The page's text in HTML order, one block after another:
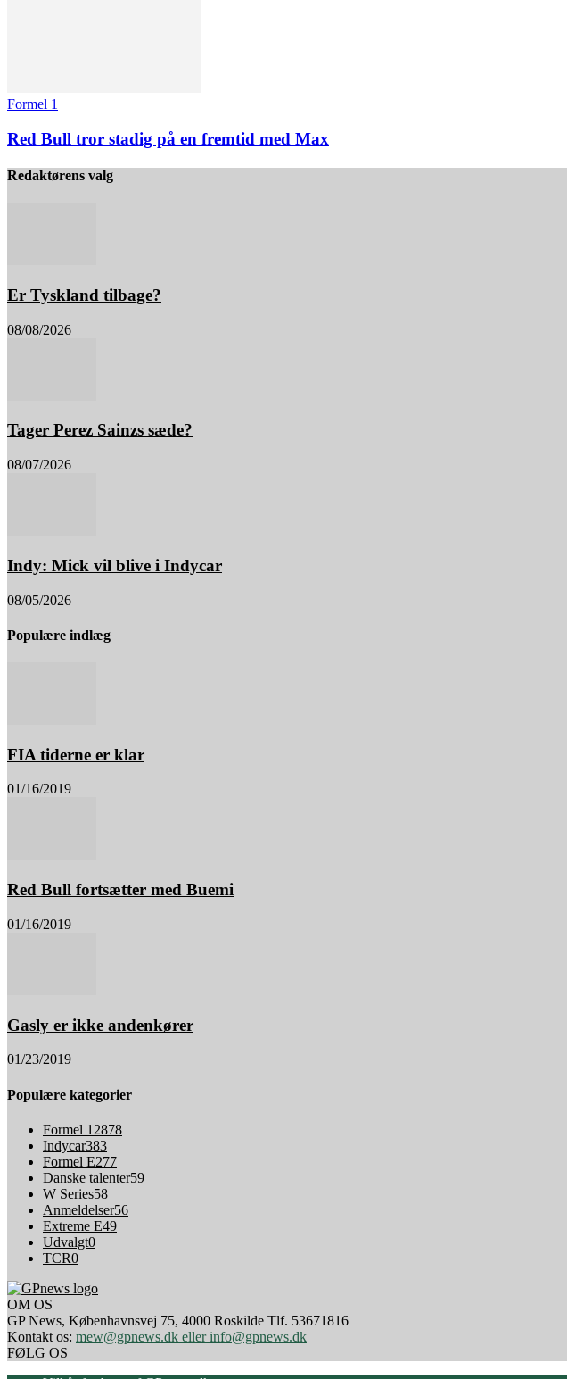
Formel 1
Red Bull tror stadig på en fremtid med Max
Redaktørens valg
Er Tyskland tilbage?
08/08/2026
Tager Perez Sainzs sæde?
08/07/2026
Indy: Mick vil blive i Indycar
08/05/2026
Populære indlæg
FIA tiderne er klar
01/16/2019
Red Bull fortsætter med Buemi
01/16/2019
Gasly er ikke andenkører
01/23/2019
Populære kategorier
Formel 1 2878
Indycar383
Formel E277
Danske talenter59
W Series58
Anmeldelser56
Extreme E49
Udvalgt0
TCR0
OM OS
GP News, Københavnsvej 75, 4000 Roskilde Tlf. 53671816
Kontakt os: mew@gpnews.dk eller info@gpnews.dk
FØLG OS